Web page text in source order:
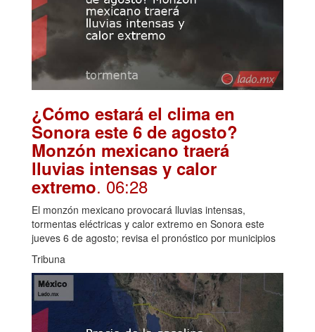
¿Cómo estará el clima en
Sonora este 6 de agosto?
Monzón mexicano traerá
lluvias intensas y calor
extremo. 06:28
El monzón mexicano provocará lluvias intensas,
tormentas eléctricas y calor extremo en Sonora este
jueves 6 de agosto; revisa el pronóstico por municipios
Tribuna